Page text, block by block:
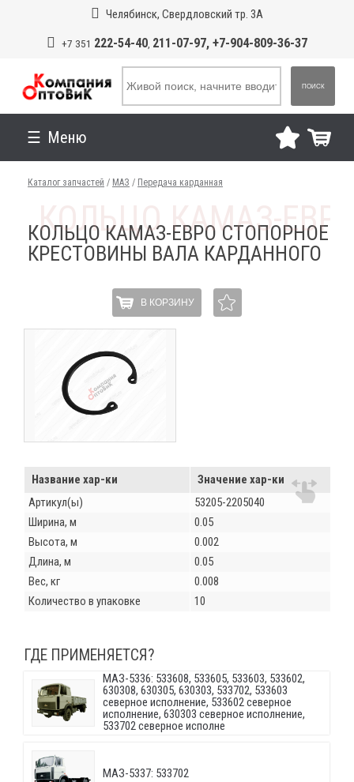
Челябинск, Свердловский тр. 3А
+7 351 222-54-40, 211-07-97, +7-904-809-36-37
ПОИСК
Меню
Каталог запчастей / МАЗ / Передача карданная
КОЛЬЦО КАМАЗ-ЕВРО СТОПОРНОЕ
КРЕСТОВИНЫ ВАЛА КАРДАННОГО
В КОРЗИНУ
Название хар-ки
Значение хар-ки
Артикул(ы)
53205-2205040
Ширина, м
0.05
Высота, м
0.002
Длина, м
0.05
Вес, кг
0.008
Количество в упаковке
10
ГДЕ ПРИМЕНЯЕТСЯ?
МАЗ-5336: 533608, 533605, 533603, 533602,
630308, 630305, 630303, 533702, 533603
северное исполнение, 533602 северное
исполнение, 630303 северное исполнение,
533702 северное исполне
МАЗ-5337: 533702